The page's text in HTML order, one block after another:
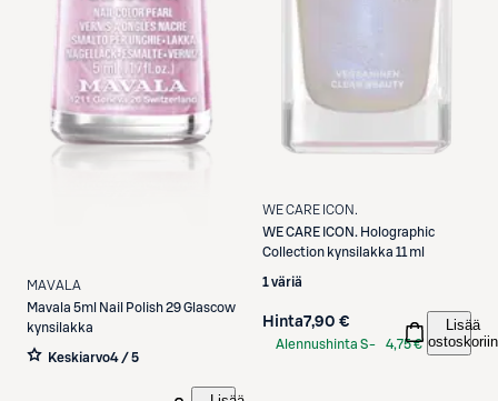
MAVALA
Mavala 5ml Nail Polish 29 Glascow
kynsilakka
Keskiarvo4 / 5
WE CARE ICON.
WE CARE ICON. Holographic
Collection kynsilakka 11 ml
1 väriä
Hinta7,90 €
Alennushinta S-
4,75 €
Lisää
ostoskoriin